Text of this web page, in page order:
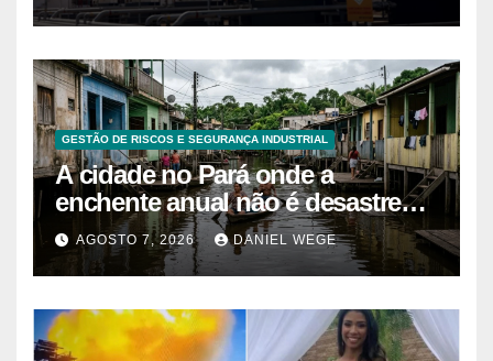
GESTÃO DE RISCOS E SEGURANÇA INDUSTRIAL
A cidade no Pará onde a
enchente anual não é desastre
mas calendário, as casas são
projetadas com o primeiro andar
descartável, o comércio sobe as
prateleiras 1,5 metro toda vez que
o rio avisa, e o pedreiro que
AGOSTO 7, 2026 DANIEL WEGE